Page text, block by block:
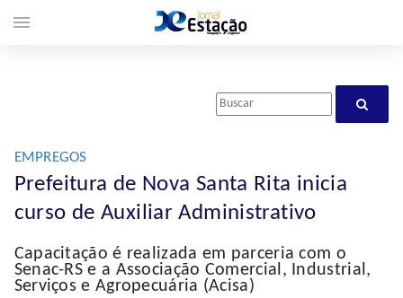
EMPREGOS
Prefeitura de Nova Santa Rita inicia
curso de Auxiliar Administrativo
Capacitação é realizada em parceria com o
Senac-RS e a Associação Comercial, Industrial,
Serviços e Agropecuária (Acisa)
menu